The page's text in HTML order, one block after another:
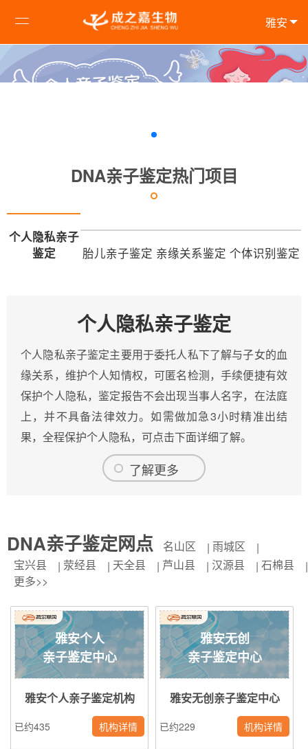
雅安
DNA亲子鉴定热门项目
个人隐私亲子
鉴定
胎儿亲子鉴定 亲缘关系鉴定 个体识别鉴定
个人隐私亲子鉴定
个人隐私亲子鉴定主要用于委托人私下了解与子女的血
缘关系，维护个人知情权，可匿名检测，手续便捷有效
保护个人隐私，鉴定报告不会出现当事人名字，在法庭
上，并不具备法律效力。如需做加急3小时精准出结
果，全程保护个人隐私，可点击下面详细了解。
了解更多
DNA亲子鉴定网点 名山区
雨城区
宝兴县
荥经县 天全县 芦山县 汉源县
石棉县
更多>>
雅安个人
亲子鉴定中心
雅安个人亲子鉴定机构
已约435 机构详情
雅安无创
亲子鉴定中心
雅安无创亲子鉴定中心
已约229 机构详情